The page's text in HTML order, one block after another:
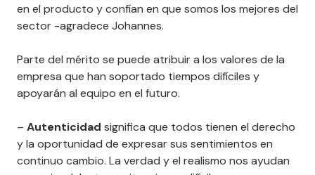
en el producto y confían en que somos los mejores del
sector -agradece Johannes.
Parte del mérito se puede atribuir a los valores de la
empresa que han soportado tiempos difíciles y
apoyarán al equipo en el futuro.
– Autenticidad significa que todos tienen el derecho
y la oportunidad de expresar sus sentimientos en
continuo cambio. La verdad y el realismo nos ayudan